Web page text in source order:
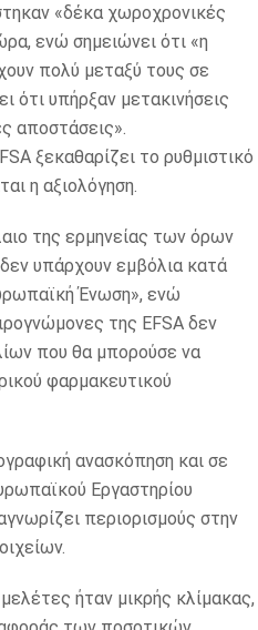
«δέκα χωροχρονικές
ενώ σημειώνει ότι «η
πολύ μεταξύ τους σε
ότι υπήρξαν μετακινήσεις
αποστάσεις».
ξεκαθαρίζει το ρυθμιστικό
η αξιολόγηση.
της ερμηνείας των όρων
υπάρχουν εμβόλια κατά
Ένωση», ενώ
της EFSA δεν
που θα μπορούσε να
φαρμακευτικού
ανασκόπηση και σε
Εργαστηρίου
περιορισμούς στην
ήταν μικρής κλίμακας,